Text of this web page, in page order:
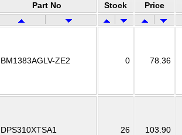
Part No Stock Price
BM1383AGLV-ZE2 0 78.36
DPS310XTSA1 26 103.90